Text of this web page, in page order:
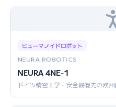
ヒューマノイドロボット
NEURA ROBOTICS
NEURA 4NE-1
ドイツ精密工学・安全最優先の欧